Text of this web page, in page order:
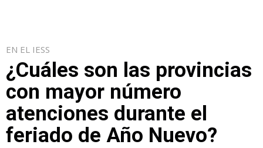
EN EL IESS
¿Cuáles son las provincias
con mayor número
atenciones durante el
feriado de Año Nuevo?